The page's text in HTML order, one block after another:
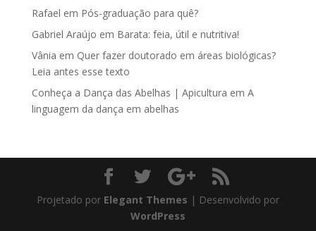
Rafael em Pós-graduação para quê?
Gabriel Araújo em Barata: feia, útil e nutritiva!
Vânia em Quer fazer doutorado em áreas biológicas?
Leia antes esse texto
Conheça a Dança das Abelhas | Apicultura em A
linguagem da dança em abelhas
Projetado por Elegant Themes | Desenvolvido por
WordPress